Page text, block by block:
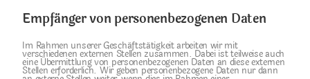
Empfänger von personenbezogenen Daten
Im Rahmen unserer Geschäftstätigkeit arbeiten wir mit
verschiedenen externen Stellen zusammen. Dabei ist teilweise auch
eine Übermittlung von personenbezogenen Daten an diese externen
Stellen erforderlich. Wir geben personenbezogene Daten nur dann